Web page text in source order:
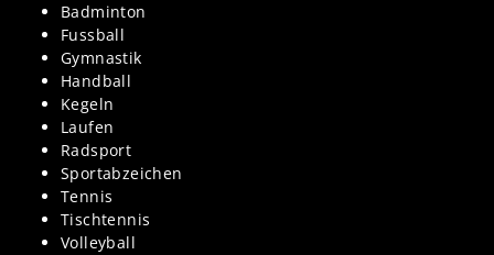
Badminton
Fussball
Gymnastik
Handball
Kegeln
Laufen
Radsport
Sportabzeichen
Tennis
Tischtennis
Volleyball